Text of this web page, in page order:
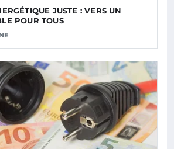
JUSTE : VERS UN
POUR TOUS